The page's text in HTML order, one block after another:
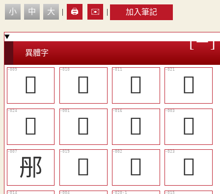
小 中 大 | 🖨️ ✉️ | 加入筆記
異體字
󶇹 󶇺 󶇻
󶈄
󶈆
𢑽 𣟎
𨙻
䢷
󶈂 𨚉
󶈅